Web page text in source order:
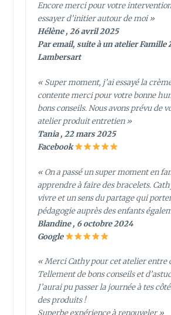
Encore merci pour votre
essayer d’initier autour de moi »
Hélène , 26 avril 2025
Par email, suite à un atelier Famille
Lambersart
« Super moment, j’ai essayé la
contente merci pour votre bonne
bons conseils. Nous avons prévu de
atelier produit entretien »
Tania , 22 mars 2025
Facebook
« On a passé un super moment en
apprendre à faire des bracelets.
vivre et un sens du partage qui
pédagogie auprès des enfants
Blandine , 6 octobre 2024
Google
« Merci Cathy pour cet atelier entre
Tellement de bons conseils et
J’aurai pu passer la journée à tes
des produits !